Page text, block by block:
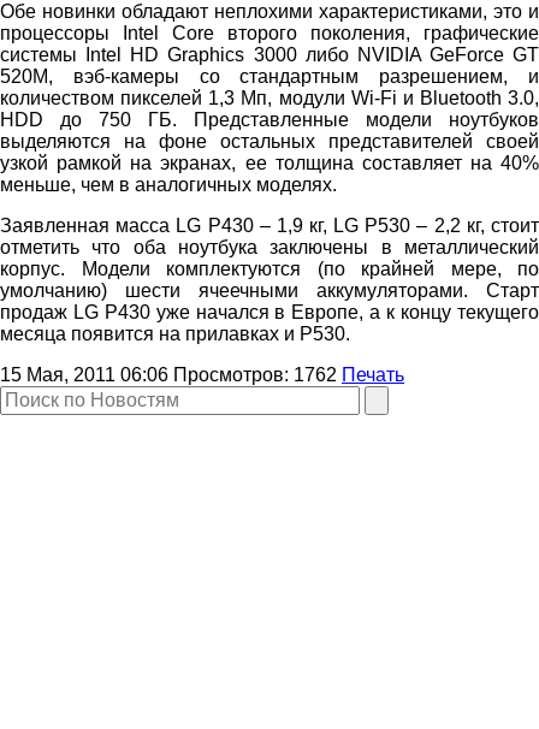
Обе новинки обладают неплохими характеристиками, это и
процессоры Intel Core второго поколения, графические
системы Intel HD Graphics 3000 либо NVIDIA GeForce GT
520M, вэб-камеры со стандартным разрешением, и
количеством пикселей 1,3 Мп, модули Wi-Fi и Bluetooth 3.0,
HDD до 750 ГБ. Представленные модели ноутбуков
выделяются на фоне остальных представителей своей
узкой рамкой на экранах, ее толщина составляет на 40%
меньше, чем в аналогичных моделях.
Заявленная масса LG P430 – 1,9 кг, LG P530 – 2,2 кг, стоит
отметить что оба ноутбука заключены в металлический
корпус. Модели комплектуются (по крайней мере, по
умолчанию) шести ячеечными аккумуляторами. Старт
продаж LG P430 уже начался в Европе, а к концу текущего
месяца появится на прилавках и P530.
15 Мая, 2011 06:06 Просмотров: 1762 Печать